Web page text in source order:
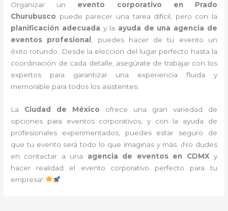
Organizar un evento corporativo en Prado
Churubusco puede parecer una tarea difícil, pero con la
planificación adecuada y la ayuda de una agencia de
eventos profesional , puedes hacer de tu evento un
éxito rotundo. Desde la elección del lugar perfecto hasta la
coordinación de cada detalle, asegúrate de trabajar con los
expertos para garantizar una experiencia fluida y
memorable para todos los asistentes.
La Ciudad de México ofrece una gran variedad de
opciones para eventos corporativos, y con la ayuda de
profesionales experimentados, puedes estar seguro de
que tu evento será todo lo que imaginas y más. ¡No dudes
en contactar a una agencia de eventos en CDMX y
hacer realidad el evento corporativo perfecto para tu
empresa!